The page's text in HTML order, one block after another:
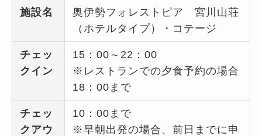
施設名
奥伊勢フォレストピア 宮川山荘
（ホテルタイプ）・コテージ
チェッ
クイン
15：00～22：00
※レストランでの夕食予約の場合
18：00まで
チェッ
クアウ
10：00まで
※早朝出発の場合、前日までに申